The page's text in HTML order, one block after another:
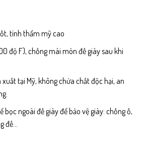
tính thẩm mỹ cao
độ F), chống mài mòn đế giày sau khi
xuất tại Mỹ, không chứa chất độc hại, an
bọc ngoài đế giày để bảo vệ giày: chống ố,
đế…